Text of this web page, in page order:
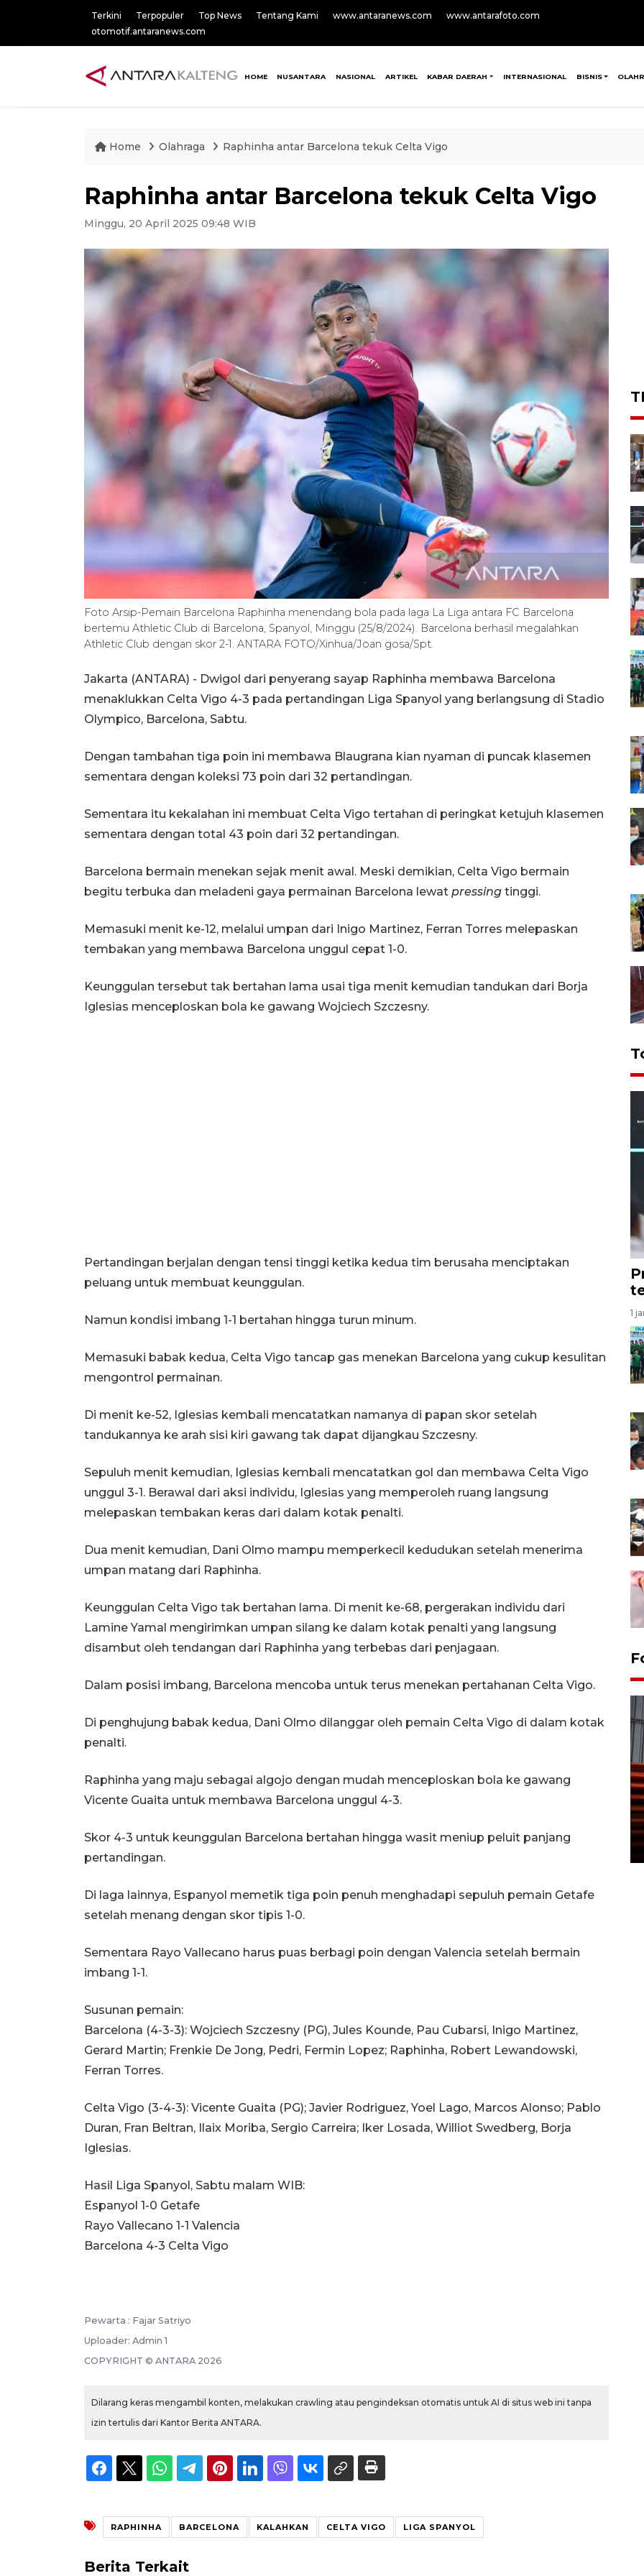
Terkini Terpopuler Top News Tentang Kami www.antaranews.com
www.antarafoto.com
otomotif.antaranews.com
HOME NUSANTARA NASIONAL ARTIKEL KABAR DAERAH INTERNASIONAL BISNIS
Home Olahraga Raphinha antar Barcelona tekuk Celta Vigo
Raphinha antar Barcelona tekuk Celta Vigo
Minggu, 20 April 2025 09:48 WIB
Foto Arsip-Pemain Barcelona Raphinha menendang bola pada laga La Liga antara FC Barcelona
bertemu Athletic Club di Barcelona, Spanyol, Minggu (25/8/2024). Barcelona berhasil megalahkan
Athletic Club dengan skor 2-1. ANTARA FOTO/Xinhua/Joan gosa/Spt.
Jakarta (ANTARA) - Dwigol dari penyerang sayap Raphinha membawa Barcelona
menaklukkan Celta Vigo 4-3 pada pertandingan Liga Spanyol yang berlangsung di Stadio
Olympico, Barcelona, Sabtu.
Dengan tambahan tiga poin ini membawa Blaugrana kian nyaman di puncak klasemen
sementara dengan koleksi 73 poin dari 32 pertandingan.
Sementara itu kekalahan ini membuat Celta Vigo tertahan di peringkat ketujuh klasemen
sementara dengan total 43 poin dari 32 pertandingan.
Barcelona bermain menekan sejak menit awal. Meski demikian, Celta Vigo bermain
begitu terbuka dan meladeni gaya permainan Barcelona lewat pressing tinggi.
Memasuki menit ke-12, melalui umpan dari Inigo Martinez, Ferran Torres melepaskan
tembakan yang membawa Barcelona unggul cepat 1-0.
Keunggulan tersebut tak bertahan lama usai tiga menit kemudian tandukan dari Borja
Iglesias menceploskan bola ke gawang Wojciech Szczesny.
Pertandingan berjalan dengan tensi tinggi ketika kedua tim berusaha menciptakan
peluang untuk membuat keunggulan.
Namun kondisi imbang 1-1 bertahan hingga turun minum.
Memasuki babak kedua, Celta Vigo tancap gas menekan Barcelona yang cukup kesulitan
mengontrol permainan.
Di menit ke-52, Iglesias kembali mencatatkan namanya di papan skor setelah
tandukannya ke arah sisi kiri gawang tak dapat dijangkau Szczesny.
Sepuluh menit kemudian, Iglesias kembali mencatatkan gol dan membawa Celta Vigo
unggul 3-1. Berawal dari aksi individu, Iglesias yang memperoleh ruang langsung
melepaskan tembakan keras dari dalam kotak penalti.
Dua menit kemudian, Dani Olmo mampu memperkecil kedudukan setelah menerima
umpan matang dari Raphinha.
Keunggulan Celta Vigo tak bertahan lama. Di menit ke-68, pergerakan individu dari
Lamine Yamal mengirimkan umpan silang ke dalam kotak penalti yang langsung
disambut oleh tendangan dari Raphinha yang terbebas dari penjagaan.
Dalam posisi imbang, Barcelona mencoba untuk terus menekan pertahanan Celta Vigo.
Di penghujung babak kedua, Dani Olmo dilanggar oleh pemain Celta Vigo di dalam kotak
penalti.
Raphinha yang maju sebagai algojo dengan mudah menceploskan bola ke gawang
Vicente Guaita untuk membawa Barcelona unggul 4-3.
Skor 4-3 untuk keunggulan Barcelona bertahan hingga wasit meniup peluit panjang
pertandingan.
Di laga lainnya, Espanyol memetik tiga poin penuh menghadapi sepuluh pemain Getafe
setelah menang dengan skor tipis 1-0.
Sementara Rayo Vallecano harus puas berbagi poin dengan Valencia setelah bermain
imbang 1-1.
Susunan pemain:
Barcelona (4-3-3): Wojciech Szczesny (PG), Jules Kounde, Pau Cubarsi, Inigo Martinez,
Gerard Martin; Frenkie De Jong, Pedri, Fermin Lopez; Raphinha, Robert Lewandowski,
Ferran Torres.
Celta Vigo (3-4-3): Vicente Guaita (PG); Javier Rodriguez, Yoel Lago, Marcos Alonso; Pablo
Duran, Fran Beltran, Ilaix Moriba, Sergio Carreira; Iker Losada, Williot Swedberg, Borja
Iglesias.
Hasil Liga Spanyol, Sabtu malam WIB:
Espanyol 1-0 Getafe
Rayo Vallecano 1-1 Valencia
Barcelona 4-3 Celta Vigo
Pewarta : Fajar Satriyo
Uploader: Admin 1
COPYRIGHT © ANTARA 2026
Dilarang keras mengambil konten, melakukan crawling atau pengindeksan otomatis untuk AI di situs web ini tanpa
izin tertulis dari Kantor Berita ANTARA.
RAPHINHA BARCELONA KALAHKAN CELTA VIGO LIGA SPANYOL
Berita Terkait
1
Prediksi puncak musim
kemarau di Kalimantan
22 July 2026 17:18 WIB